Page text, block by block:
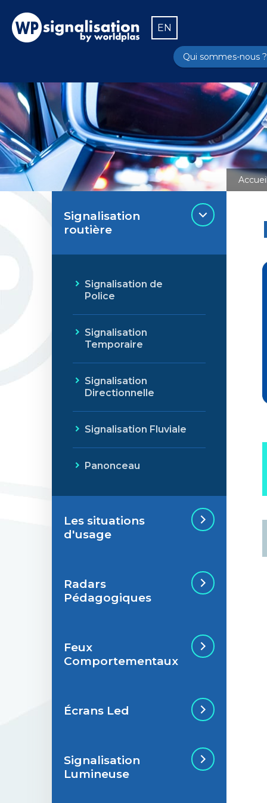
EN
Qui sommes-nous ?
Signalisation
routière
Signalisation de
Police
Signalisation
Temporaire
Signalisation
Directionnelle
Signalisation Fluviale
Panonceau
Les situations
d'usage
Situations de
signalisation
Situations de
signalisation
Radars
Pédagogiques
Radar Pédagogique
Feux
Comportementaux
Feu Comportemental
Écrans Led
Écran Géant Extérieur
Led
Signalisation
Lumineuse